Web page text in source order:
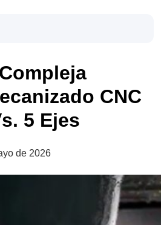
CNC
5 Ejes
de 2026